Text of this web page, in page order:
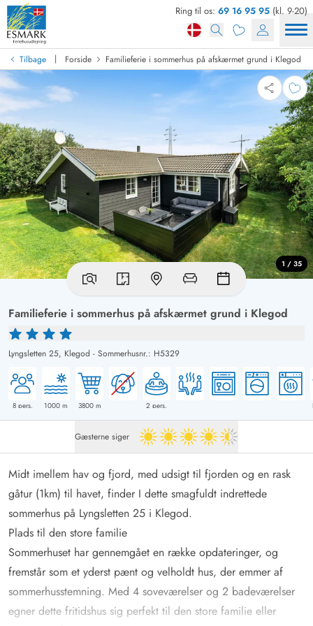
Ring til os: 69 16 95 95 (kl. 9-20)
Tilbage | Forside Familieferie i sommerhus på afskærmet grund i Klegod
Familieferie i sommerhus på afskærmet grund i Klegod
Lyngsletten 25, Klegod - Sommerhusnr.: H5329
8pers. 1000 m 3800m 2 pers.
1 / 35
Gæsterne siger 4.5 ud af 5
Midt imellem hav og fjord, med udsigt til fjorden og en rask
gåtur (1km) til havet, finder I dette smagfuldt indrettede
sommerhus på Lyngsletten 25 i Klegod.
Plads til den store familie
Sommerhuset har gennemgået en række opdateringer, og
fremstår som et yderst pænt og velholdt hus, der emmer af
sommerhusstemning. Med 4 soveværelser og 2 badeværelser
egner dette fritidshus sig perfekt til den store familie eller